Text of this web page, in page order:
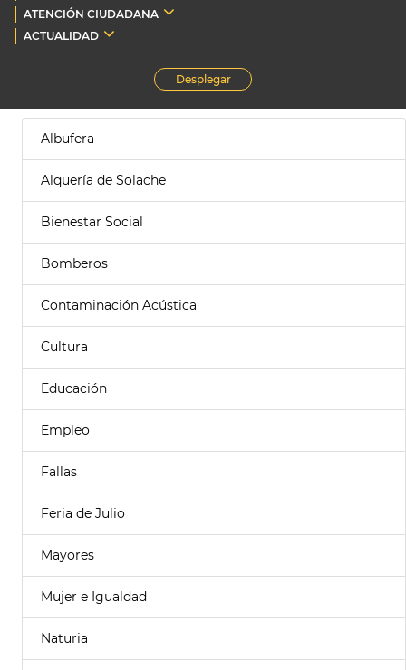
ATENCIÓN CIUDADANA
ACTUALIDAD
Desplegar
Albufera
Alquería de Solache
Bienestar Social
Bomberos
Contaminación Acústica
Cultura
Educación
Empleo
Fallas
Feria de Julio
Mayores
Mujer e Igualdad
Naturia